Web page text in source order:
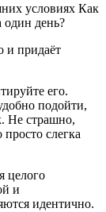
и придаёт
его.
подойти,
Не страшно,
слегка
целого
и
идентично.